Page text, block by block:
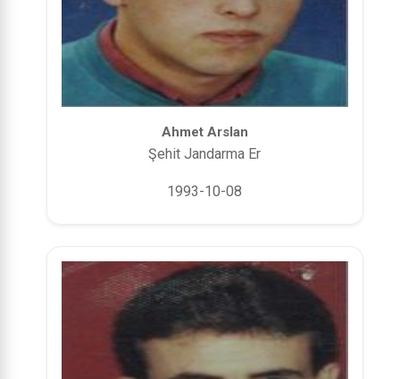
Ahmet Arslan
Şehit Jandarma Er
1993-10-08